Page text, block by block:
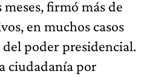
firmó más de
en muchos casos
poder presidencial.
ciudadanía por